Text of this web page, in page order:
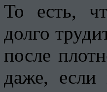
То есть,
долго
после
даже, если